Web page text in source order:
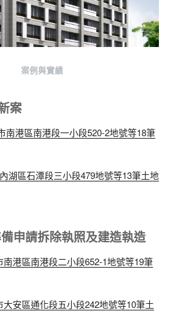
案例與實績
案
南港區南港段一小段520-2地號等18筆
湖區石潭段三小段479地號等13筆土地
申請拆除執照及建造執造
南港區南港段二小段652-1地號等19筆
大安區通化段五小段242地號等10筆土